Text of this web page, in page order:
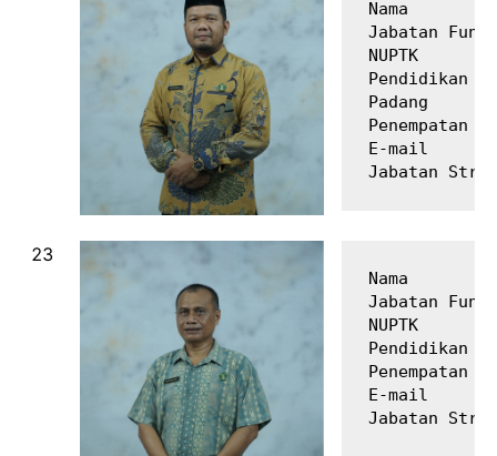
Nama
Jabatan
NUPTK
Pendidikan
Padang
E-mail
Nama
Jabatan
NUPTK
Pendidikan
E-mail